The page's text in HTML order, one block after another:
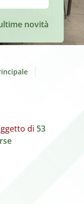
novità
di 53